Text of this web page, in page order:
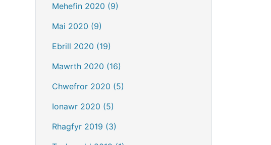
Mehefin 2020 (9)
Mai 2020 (9)
Ebrill 2020 (19)
Mawrth 2020 (16)
Chwefror 2020 (5)
Ionawr 2020 (5)
Rhagfyr 2019 (3)